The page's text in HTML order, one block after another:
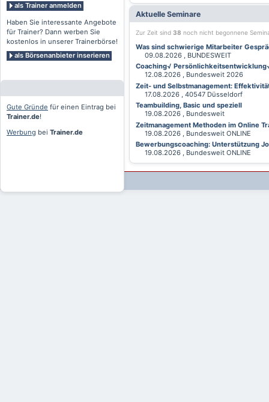
als Trainer anmelden
Haben Sie interessante Angebote
für Trainer? Dann werben Sie
kostenlos in unserer Trainerbörse!
als Börsenanbieter inserieren
Gute Gründe für einen Eintrag bei
Trainer.de!
Werbung bei Trainer.de
Aktuelle Seminare
Zur Zeit sind 38 noch nicht begonnene
Was sind schwierige Mitarbeiter
09.08.2026 , BUNDESWEIT
Coaching√
12.08.2026 , Bundesweit 2026
Zeit- und Selbstmanagement:
17.08.2026 , 40547 Düsseldorf
Teambuilding, Basic und speziell
19.08.2026 , Bundesweit
Zeitmanagement Methoden im Online
19.08.2026 , Bundesweit ONLINE
Bewerbungscoaching: Unterstützung
19.08.2026 , Bundesweit ONLINE